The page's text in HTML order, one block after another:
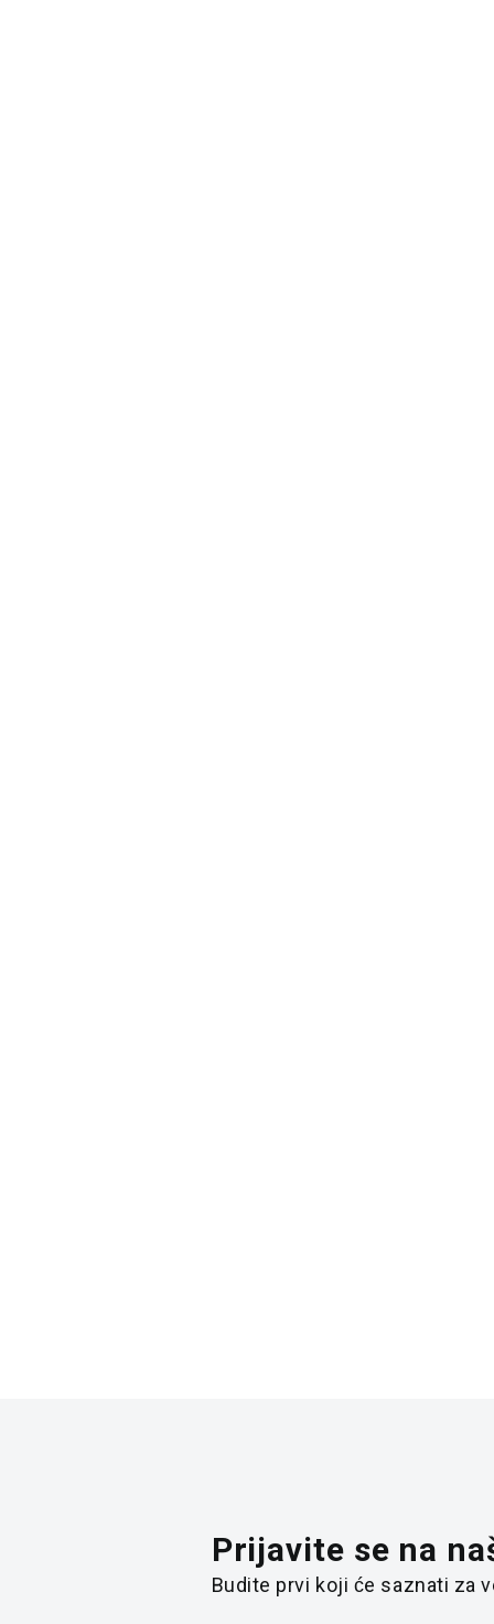
Prijavite se na
Budite prvi koji će saznati za